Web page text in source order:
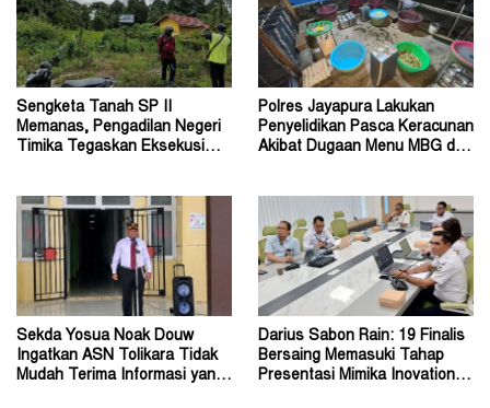
Sengketa Tanah SP II
Memanas, Pengadilan Negeri
Timika Tegaskan Eksekusi
Polres Jayapura Lakukan
Penyelidikan Pasca Keracunan
Akibat Dugaan Menu MBG di
Sekda Yosua Noak Douw
Ingatkan ASN Tolikara Tidak
Mudah Terima Informasi yang
Darius Sabon Rain: 19 Finalis
Bersaing Memasuki Tahap
Presentasi Mimika Inovation